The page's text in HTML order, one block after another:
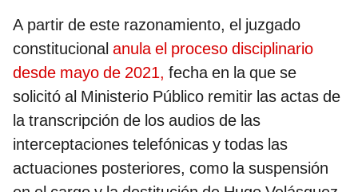
A partir de este razonamiento, el juzgado
constitucional anula el proceso disciplinario
desde mayo de 2021, fecha en la que se
solicitó al Ministerio Público remitir las actas de
la transcripción de los audios de las
interceptaciones telefónicas y todas las
actuaciones posteriores, como la suspensión